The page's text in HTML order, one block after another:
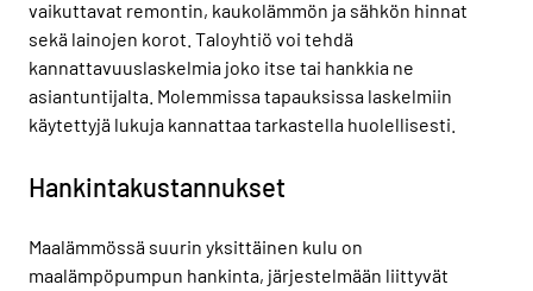
vaikuttavat remontin, kaukolämmön ja sähkön hinnat
sekä lainojen korot. Taloyhtiö voi tehdä
kannattavuuslaskelmia joko itse tai hankkia ne
asiantuntijalta. Molemmissa tapauksissa laskelmiin
käytettyjä lukuja kannattaa tarkastella huolellisesti.
Hankintakustannukset
Maalämmössä suurin yksittäinen kulu on
maalämpöpumpun hankinta, järjestelmään liittyvät